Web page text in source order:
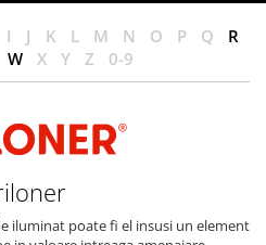
I J K L M N O P Q
R
W X Y Z 0-9
iluminat poate fi el insusi un element